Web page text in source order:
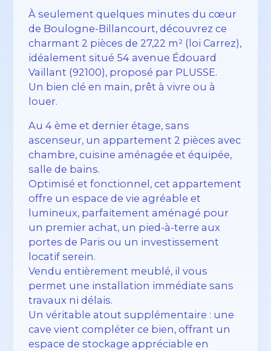
À seulement quelques minutes du cœur
de Boulogne-Billancourt, découvrez ce
charmant 2 pièces de 27,22 m² (loi Carrez),
idéalement situé 54 avenue Édouard
Vaillant (92100), proposé par PLUSSE.
Un bien clé en main, prêt à vivre ou à
louer.
Au 4 ème et dernier étage, sans
ascenseur, un appartement 2 pièces avec
chambre, cuisine aménagée et équipée,
salle de bains.
Optimisé et fonctionnel, cet appartement
offre un espace de vie agréable et
lumineux, parfaitement aménagé pour
un premier achat, un pied-à-terre aux
portes de Paris ou un investissement
locatif serein.
Vendu entièrement meublé, il vous
permet une installation immédiate sans
travaux ni délais.
Un véritable atout supplémentaire : une
cave vient compléter ce bien, offrant un
espace de stockage appréciable en